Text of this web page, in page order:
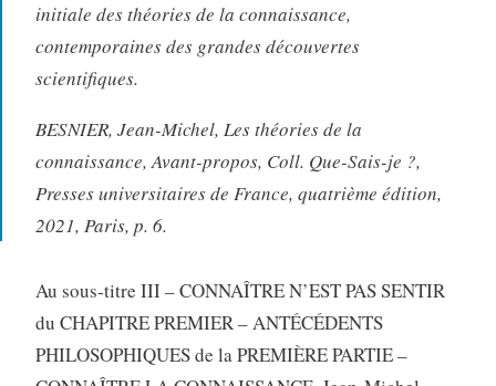
initiale des théories de la connaissance,
contemporaines des grandes découvertes
scientifiques.
BESNIER, Jean-Michel, Les théories de la
connaissance, Avant-propos, Coll. Que-Sais-je ?,
Presses universitaires de France, quatrième édition,
2021, Paris, p. 6.
Au sous-titre III – CONNAÎTRE N’EST PAS SENTIR
du CHAPITRE PREMIER – ANTÉCÉDENTS
PHILOSOPHIQUES de la PREMIÈRE PARTIE –